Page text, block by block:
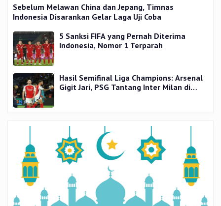
Sebelum Melawan China dan Jepang, Timnas
Indonesia Disarankan Gelar Laga Uji Coba
5 Sanksi FIFA yang Pernah Diterima
Indonesia, Nomor 1 Terparah
Hasil Semifinal Liga Champions: Arsenal
Gigit Jari, PSG Tantang Inter Milan di